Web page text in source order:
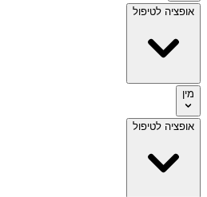
אופציה לטיפול
מין
אופציה לטיפול